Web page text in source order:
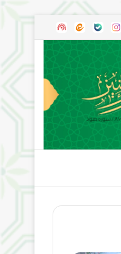
آپاراتاینستاگرام
بله ایتا